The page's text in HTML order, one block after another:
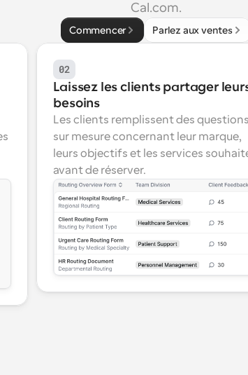
Cal.com.
Commencer Parlez aux ventes
02
Laissez les clients partager
besoins
Les clients remplissent des questions
sur mesure concernant leur marque,
leurs objectifs et les services
avant de réserver.